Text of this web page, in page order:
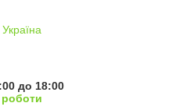
до 18:00
роботи